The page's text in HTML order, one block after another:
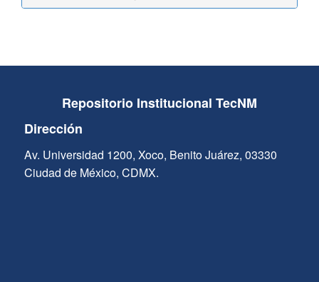
Repositorio Institucional TecNM
Dirección
Av. Universidad 1200, Xoco, Benito Juárez, 03330
Ciudad de México, CDMX.